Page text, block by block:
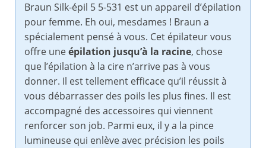
Braun Silk-épil 5 5-531 est un appareil d’épilation
pour femme. Eh oui, mesdames ! Braun a
spécialement pensé à vous. Cet épilateur vous
offre uneépilation jusqu’à la racine, chose
que l’épilation à la cire n’arrive pas à vous
donner. Il est tellement efficace qu’il réussit à
vous débarrasser des poils les plus fines. Il est
accompagné des accessoires qui viennent
renforcer son job. Parmi eux, il y a la pince
lumineuse qui enlève avec précision les poils